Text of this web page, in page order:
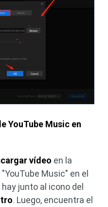
YouTube Music en
vídeo en la
Music" en el
junto al icono del
. Luego, encuentra el